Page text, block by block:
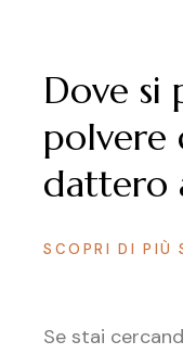
Dove si
polvere
dattero
SCOPRI DI PIÙ
Se stai